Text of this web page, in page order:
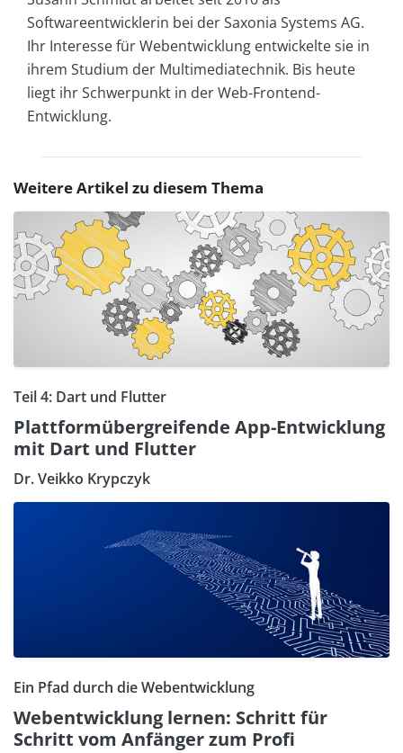
Softwareentwicklerin bei der Saxonia Systems AG.
Ihr Interesse für Webentwicklung entwickelte sie in
ihrem Studium der Multimediatechnik. Bis heute
liegt ihr Schwerpunkt in der Web-Frontend-
Entwicklung.
Weitere Artikel zu diesem Thema
Teil 4: Dart und Flutter
Plattformübergreifende App-Entwicklung
mit Dart und Flutter
Dr. Veikko Krypczyk
Ein Pfad durch die Webentwicklung
Webentwicklung lernen: Schritt für
Schritt vom Anfänger zum Profi